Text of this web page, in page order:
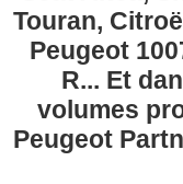
Touran,
Peugeot
R... Et
volumes
Peugeot